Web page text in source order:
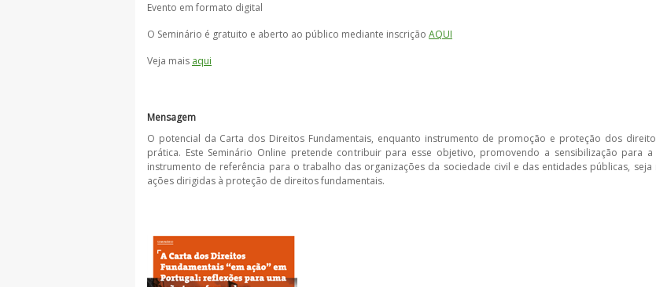
Evento em formato digital
O Seminário é gratuito e aberto ao público mediante inscrição AQUI
Veja mais aqui
Mensagem
O potencial da Carta dos Direitos Fundamentais, enquanto instrumento de promoção e proteção dos
prática. Este Seminário Online pretende contribuir para esse objetivo, promovendo a sensibilização para
instrumento de referência para o trabalho das organizações da sociedade civil e das entidades públicas,
ações dirigidas à proteção de direitos fundamentais.